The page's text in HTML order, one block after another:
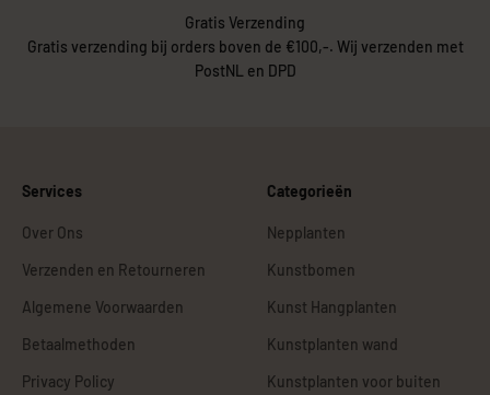
Gratis Verzending
Gratis verzending bij orders boven de €100,-. Wij verzenden met
PostNL en DPD
Services
Over Ons
Verzenden en Retourneren
Algemene Voorwaarden
Betaalmethoden
Privacy Policy
Categorieën
Nepplanten
Kunstbomen
Kunst Hangplanten
Kunstplanten wand
Kunstplanten voor buiten